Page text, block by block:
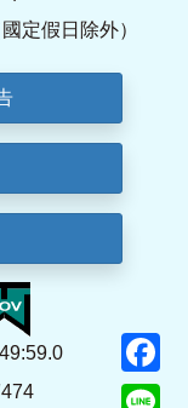
定假日除外）